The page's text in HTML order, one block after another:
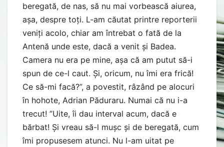
beregată, de nas, să nu mai vorbească aiurea,
așa, despre toți. L-am căutat printre reporterii
veniți acolo, chiar am întrebat o fată de la
Antenă unde este, dacă a venit și Badea.
Camera nu era pe mine, așa că am putut să-i
spun de ce-l caut. Și, oricum, nu îmi era frică!
Ce să-mi facă?”, a povestit, râzând pe alocuri
în hohote, Adrian Păduraru. Numai că nu i-a
trecut! ”Uite, îi dau interval acum, dacă e
bărbat! Și vreau să-l mușc și de beregată, cum
îmi propusesem atunci. Nu l-am uitat pe